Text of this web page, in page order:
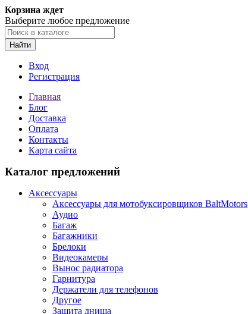
Корзина ждет
Выберите любое предложение
Найти
Вход
Регистрация
Главная
Блог
Доставка
Оплата
Контакты
Карта сайта
Каталог предложений
Аксессуары
Аксессуары для мотобуксировщиков BaltMotors
Аудио
Багаж
Багажники
Брелоки
Видеокамеры
Вынос радиатора
Гарнитура
Держатели для телефонов
Другое
Защита днища